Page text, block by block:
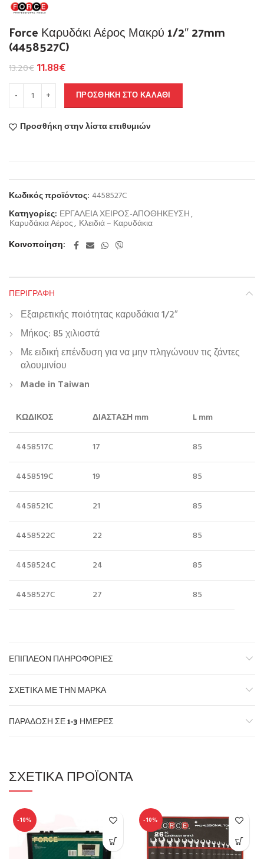
Force Καρυδάκι Αέρος Μακρύ 1/2″ 27mm
(4458527C)
13.20€11.88€
ΠΡΟΣΘΉΚΗ ΣΤΟ ΚΑΛΆΘΙ
Προσθήκη στην λίστα επιθυμιών
Κωδικός προϊόντος: 4458527C
Κατηγορίες: ΕΡΓΑΛΕΙΑ ΧΕΙΡΟΣ-ΑΠΟΘΗΚΕΥΣΗ,
Καρυδάκια Αέρος, Κλειδιά – Καρυδάκια
Κοινοποίηση
ΠΕΡΙΓΡΑΦΉ
Εξαιρετικής ποιότητας καρυδάκια 1/2″
Μήκος: 85 χιλιοστά
Με ειδική επένδυση για να μην πληγώνουν τις ζάντες
αλουμινίου
Made in Taiwan
ΚΩΔΙΚΟΣ ΔΙΑΣΤΑΣΗ mm L mm
4458517C 17 85
4458519C 19 85
4458521C 21 85
4458522C 22 85
4458524C 24 85
4458527C 27 85
ΕΠΙΠΛΈΟΝ ΠΛΗΡΟΦΟΡΊΕΣ
ΣΧΕΤΙΚΆ ΜΕ ΤΗΝ ΜΆΡΚΑ
ΠΑΡΆΔΟΣΗ ΣΕ 1-3 ΗΜΈΡΕΣ
ΣΧΕΤΙΚΆ ΠΡΟΪΌΝΤΑ
-10% -10%